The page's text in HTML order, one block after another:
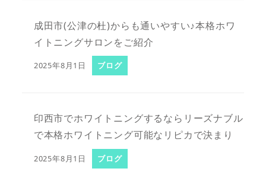
成田市(公津の杜)からも通いやすい♪本格ホワ
イトニングサロンをご紹介
2025年8月1日 ブログ
印西市でホワイトニングするならリーズナブル
で本格ホワイトニング可能なリピカで決まり
2025年8月1日 ブログ